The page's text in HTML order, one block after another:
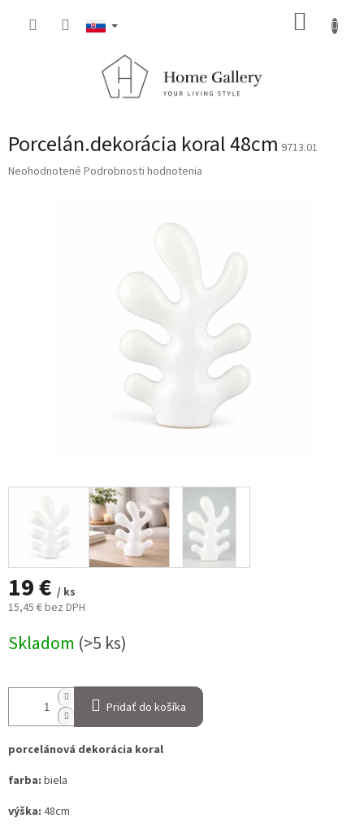
Porcelán.dekorácia koral 48cm 9713.01
Priemerné
Neohodnotené Podrobnosti hodnotenia
19 € / ks
15,45 € bez DPH
cena:
Skladom (>5 ks)
Pridať do košíka
porcelánová dekorácia koral
farba: biela
výška: 48cm